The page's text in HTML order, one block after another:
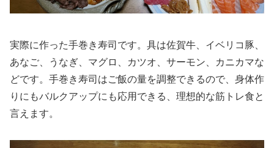
実際に作った手巻き寿司です。具は佐賀牛、イベリコ豚、
あなご、うなぎ、マグロ、カツオ、サーモン、カニカマな
どです。手巻き寿司はご飯の量を調整できるので、身体作
りにもバルクアップにも応用できる、理想的な筋トレ食と
言えます。